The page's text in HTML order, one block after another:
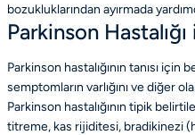
bozukluklarından ayırmada
Parkinson
Parkinson hastalığının tanısı
semptomların varlığını ve diğer
Parkinson hastalığının tipik
titreme, kas rijiditesi, bradikinezi